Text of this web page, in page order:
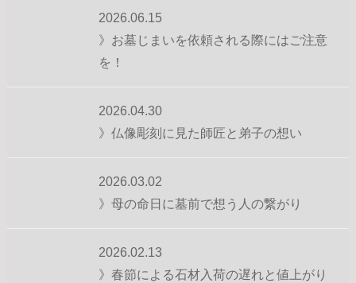
2026.06.15
》お墓じまいを依頼される際にはご注意
を！
2026.04.30
》仏像彫刻に見た師匠と弟子の想い
2026.03.02
》母の命日に墓前で想う人の繋がり
2026.02.13
》春節による石材入荷の遅れと値上がり